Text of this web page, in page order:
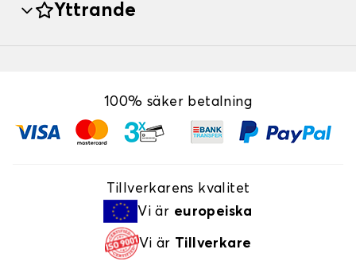
Yttrande
100% säker betalning
Tillverkarens kvalitet
Vi är europeiska
Vi är Tillverkare